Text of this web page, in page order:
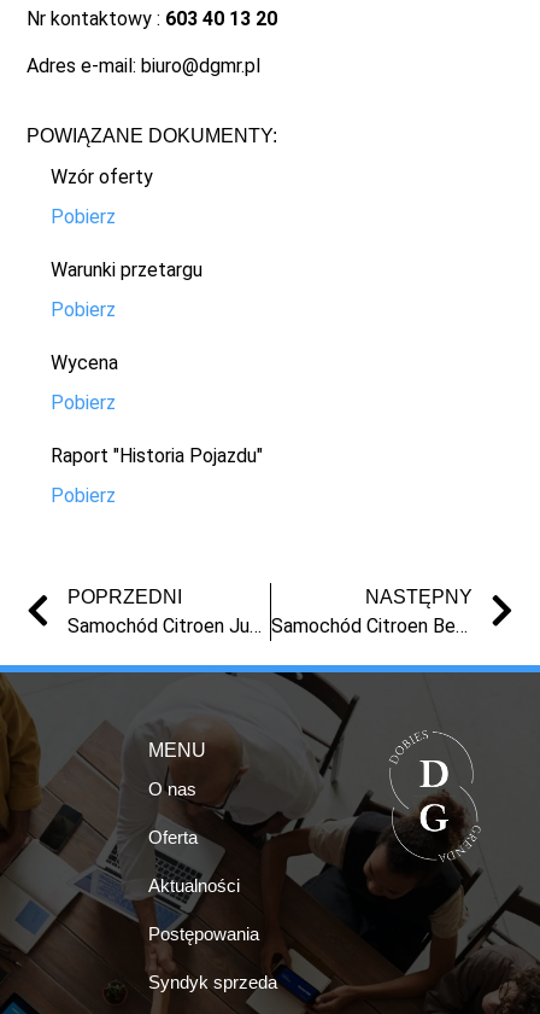
Nr kontaktowy : 603 40 13 20
Adres e-mail: biuro@dgmr.pl
POWIĄZANE DOKUMENTY:
Wzór oferty
Pobierz
Warunki przetargu
Pobierz
Wycena
Pobierz
Raport "Historia Pojazdu"
Pobierz
POPRZEDNI
Samochód Citroen Jumper z 2007 r.
NASTĘPNY
Samochód Citroen Berlingo z 2008 r.
MENU
O nas
Oferta
Aktualności
Postępowania
Syndyk sprzeda